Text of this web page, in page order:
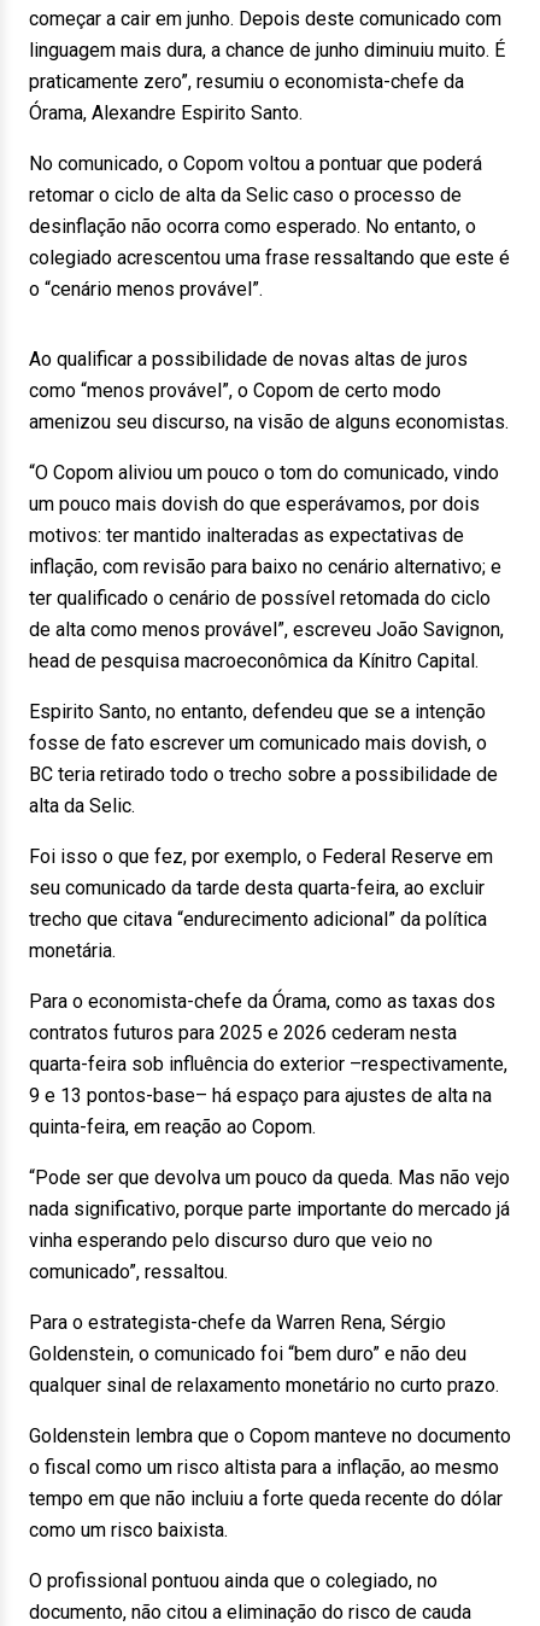
começar a cair em junho. Depois deste comunicado com
linguagem mais dura, a chance de junho diminuiu muito. É
praticamente zero”, resumiu o economista-chefe da
Órama, Alexandre Espirito Santo.
No comunicado, o Copom voltou a pontuar que poderá
retomar o ciclo de alta da Selic caso o processo de
desinflação não ocorra como esperado. No entanto, o
colegiado acrescentou uma frase ressaltando que este é
o “cenário menos provável”.
Ao qualificar a possibilidade de novas altas de juros
como “menos provável”, o Copom de certo modo
amenizou seu discurso, na visão de alguns economistas.
“O Copom aliviou um pouco o tom do comunicado, vindo
um pouco mais dovish do que esperávamos, por dois
motivos: ter mantido inalteradas as expectativas de
inflação, com revisão para baixo no cenário alternativo; e
ter qualificado o cenário de possível retomada do ciclo
de alta como menos provável”, escreveu João Savignon,
head de pesquisa macroeconômica da Kínitro Capital.
Espirito Santo, no entanto, defendeu que se a intenção
fosse de fato escrever um comunicado mais dovish, o
BC teria retirado todo o trecho sobre a possibilidade de
alta da Selic.
Foi isso o que fez, por exemplo, o Federal Reserve em
seu comunicado da tarde desta quarta-feira, ao excluir
trecho que citava “endurecimento adicional” da política
monetária.
Para o economista-chefe da Órama, como as taxas dos
contratos futuros para 2025 e 2026 cederam nesta
quarta-feira sob influência do exterior –respectivamente,
9 e 13 pontos-base– há espaço para ajustes de alta na
quinta-feira, em reação ao Copom.
“Pode ser que devolva um pouco da queda. Mas não vejo
nada significativo, porque parte importante do mercado já
vinha esperando pelo discurso duro que veio no
comunicado”, ressaltou.
Para o estrategista-chefe da Warren Rena, Sérgio
Goldenstein, o comunicado foi “bem duro” e não deu
qualquer sinal de relaxamento monetário no curto prazo.
Goldenstein lembra que o Copom manteve no documento
o fiscal como um risco altista para a inflação, ao mesmo
tempo em que não incluiu a forte queda recente do dólar
como um risco baixista.
O profissional pontuou ainda que o colegiado, no
documento, não citou a eliminação do risco de cauda